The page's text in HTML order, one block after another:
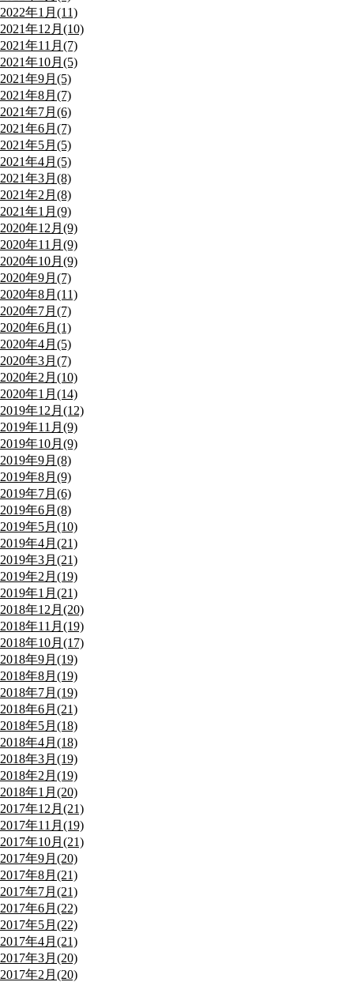
2022年1月(11)
2021年12月(10)
2021年11月(7)
2021年10月(5)
2021年9月(5)
2021年8月(7)
2021年7月(6)
2021年6月(7)
2021年5月(5)
2021年4月(5)
2021年3月(8)
2021年2月(8)
2021年1月(9)
2020年12月(9)
2020年11月(9)
2020年10月(9)
2020年9月(7)
2020年8月(11)
2020年7月(7)
2020年6月(1)
2020年4月(5)
2020年3月(7)
2020年2月(10)
2020年1月(14)
2019年12月(12)
2019年11月(9)
2019年10月(9)
2019年9月(8)
2019年8月(9)
2019年7月(6)
2019年6月(8)
2019年5月(10)
2019年4月(21)
2019年3月(21)
2019年2月(19)
2019年1月(21)
2018年12月(20)
2018年11月(19)
2018年10月(17)
2018年9月(19)
2018年8月(19)
2018年7月(19)
2018年6月(21)
2018年5月(18)
2018年4月(18)
2018年3月(19)
2018年2月(19)
2018年1月(20)
2017年12月(21)
2017年11月(19)
2017年10月(21)
2017年9月(20)
2017年8月(21)
2017年7月(21)
2017年6月(22)
2017年5月(22)
2017年4月(21)
2017年3月(20)
2017年2月(20)